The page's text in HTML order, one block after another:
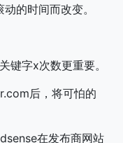
的时间而改变。
键字x次数更重要。
后，将可怕的
在发布商网站